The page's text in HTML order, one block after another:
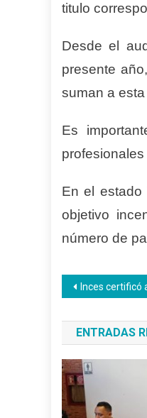
titulo
Desde el
presente
suman a
Es
En el estado
objetivo
número de
de
entradas
Inces certificó a más de 1.000
ENTRADAS